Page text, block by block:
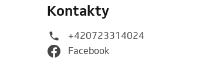
Kontakty
+420723314024
Facebook